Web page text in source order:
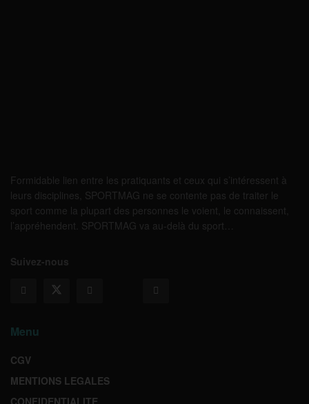
Formidable lien entre les pratiquants et ceux qui s’intéressent à
leurs disciplines, SPORTMAG ne se contente pas de traiter le
sport comme la plupart des personnes le voient, le connaissent,
l’appréhendent. SPORTMAG va au-delà du sport…
Suivez-nous
Menu
CGV
MENTIONS LEGALES